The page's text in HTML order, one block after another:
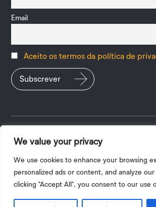
We value your privacy
We use cookies to enhance your browsing
personalized ads or content, and analyze
clicking "Accept All", you consent to our use
Email
Aceito os termos da política de
Política de Privacidade|
Copyright UPV
A tradução do site para outros idiomas é
alguns aspetos poderão não ser